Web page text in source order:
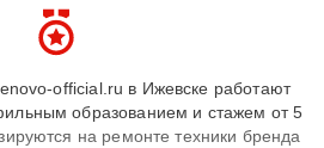
official.ru в Ижевске работают
образованием и стажем от 5
на ремонте техники бренда